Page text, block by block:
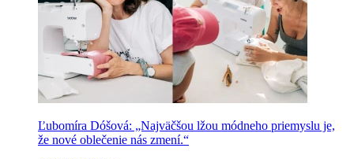
Ľubomíra Dóšová: „Najväčšou lžou módneho priemyslu je,
že nové oblečenie nás zmení.“